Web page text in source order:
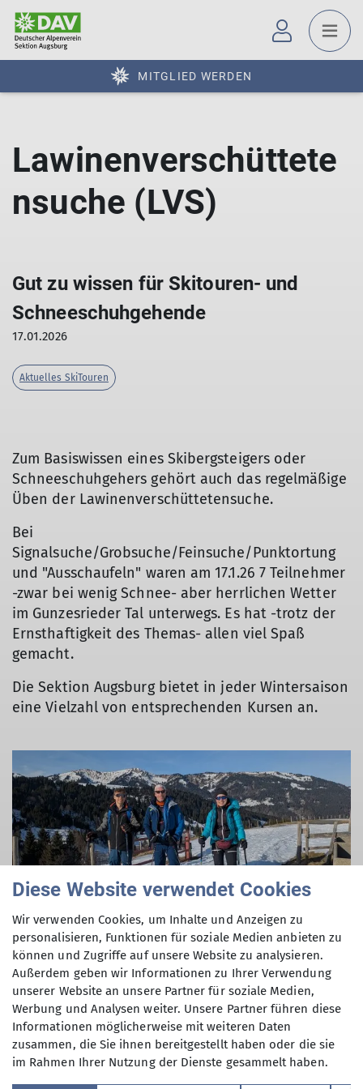
MITGLIED WERDEN
Lawinenverschüttete
nsuche (LVS)
Gut zu wissen für Skitouren- und
Schneeschuhgehende
17.01.2026
Aktuelles SkiTouren
Zum Basiswissen eines Skibergsteigers oder
Schneeschuhgehers gehört auch das regelmäßige
Üben der Lawinenverschüttetensuche.
Bei
Signalsuche/Grobsuche/Feinsuche/Punktortung
und "Ausschaufeln" waren am 17.1.26 7 Teilnehmer
-zwar bei wenig Schnee- aber herrlichen Wetter
im Gunzesrieder Tal unterwegs. Es hat -trotz der
Ernsthaftigkeit des Themas- allen viel Spaß
gemacht.
Die Sektion Augsburg bietet in jeder Wintersaison
eine Vielzahl von entsprechenden Kursen an.
© privat
Sektion
Diese Website verwendet Cookies
Wir verwenden Cookies, um Inhalte und Anzeigen zu
personalisieren, Funktionen für soziale Medien anbieten zu
können und Zugriffe auf unsere Website zu analysieren.
Außerdem geben wir Informationen zu Ihrer Verwendung
unserer Website an unsere Partner für soziale Medien,
Werbung und Analysen weiter. Unsere Partner führen diese
Informationen möglicherweise mit weiteren Daten
zusammen, die Sie ihnen bereitgestellt haben oder die sie
im Rahmen Ihrer Nutzung der Dienste gesammelt haben.